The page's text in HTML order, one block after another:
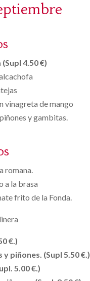
4.50 €)
vinagreta de mango
y gambitas.
romana.
a la brasa
frito de la Fonda.
€.)
piñones. (Supl 5.50 €.)
5.00 €.)